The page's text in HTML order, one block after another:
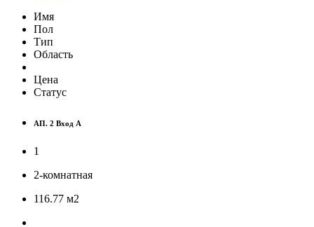
Имя
Пол
Тип
Область
Цена
Статус
АП. 2 Вход A
1
2-комнатная
116.77 м2